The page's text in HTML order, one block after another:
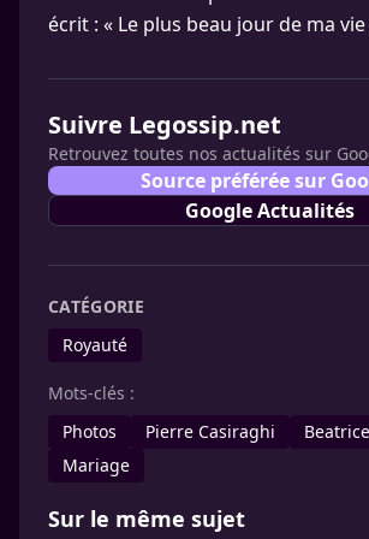
écrit : « Le plus beau jour de ma vie
Suivre Legossip.net
Retrouvez toutes nos actualités sur
Source préférée sur
Google Actualités
CATÉGORIE
Royauté
Mots-clés :
Photos
Pierre Casiraghi
Mariage
Sur le même sujet